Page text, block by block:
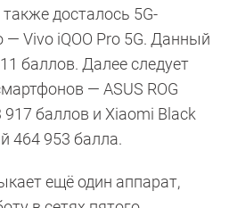
досталось 5G-
Vivо iQOO Pro 5G. Данный
баллов. Далее следует
— ASUS ROG
917 баллов и Xiaomi Black
464 953 балла.
ещё один аппарат,